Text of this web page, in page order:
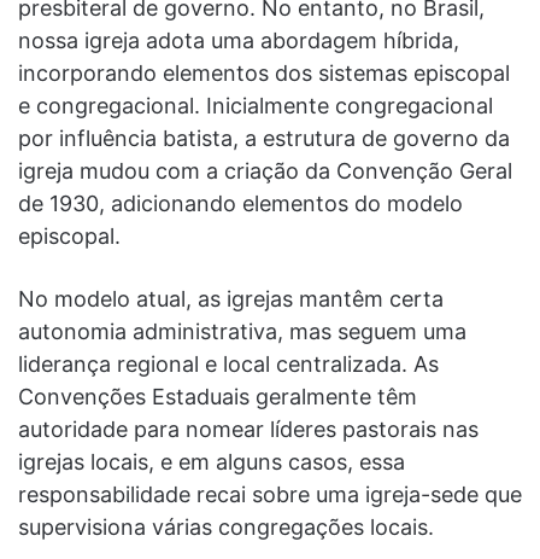
presbiteral de governo. No entanto, no Brasil,
nossa igreja adota uma abordagem híbrida,
incorporando elementos dos sistemas episcopal
e congregacional. Inicialmente congregacional
por influência batista, a estrutura de governo da
igreja mudou com a criação da Convenção Geral
de 1930, adicionando elementos do modelo
episcopal.
No modelo atual, as igrejas mantêm certa
autonomia administrativa, mas seguem uma
liderança regional e local centralizada. As
Convenções Estaduais geralmente têm
autoridade para nomear líderes pastorais nas
igrejas locais, e em alguns casos, essa
responsabilidade recai sobre uma igreja-sede que
supervisiona várias congregações locais.